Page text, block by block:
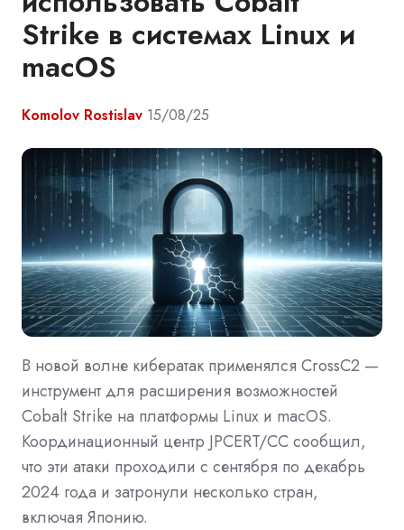
Strike в системах Linux и
macOS
Komolov Rostislav 15/08/25
В новой волне кибератак применялся CrossC2 —
инструмент для расширения возможностей
Cobalt Strike на платформы Linux и macOS.
Координационный центр JPCERT/CC сообщил,
что эти атаки проходили с сентября по декабрь
2024 года и затронули несколько стран,
включая Японию.